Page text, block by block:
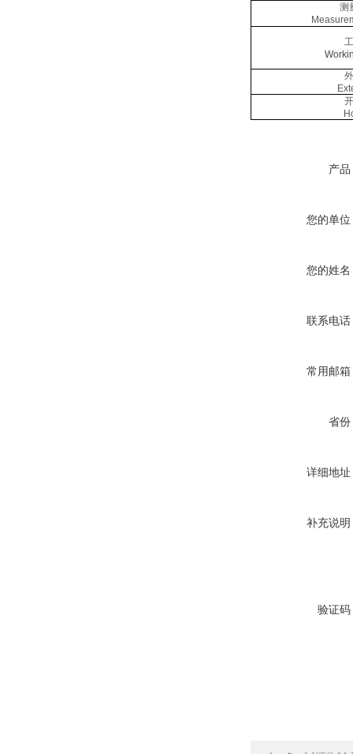
测
产品
您的单位
您的姓名
联系电话
常用邮箱
省份
详细地址
补充说明
验证码